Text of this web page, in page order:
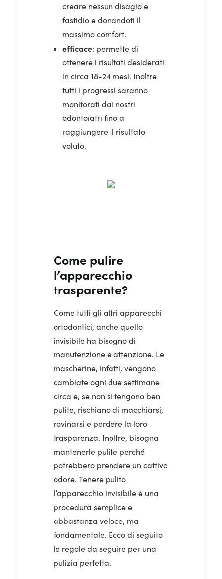
creare nessun disagio e
fastidio e donandoti il
massimo comfort.
efficace: permette di
ottenere i risultati desiderati
in circa 18-24 mesi. Inoltre
tutti i progressi saranno
monitorati dai nostri
odontoiatri fino a
raggiungere il risultato
voluto.
Come pulire
l’apparecchio
trasparente?
Come tutti gli altri apparecchi
ortodontici, anche quello
invisibile ha bisogno di
manutenzione e attenzione. Le
mascherine, infatti, vengono
cambiate ogni due settimane
circa e, se non si tengono ben
pulite, rischiano di macchiarsi,
rovinarsi e perdere la loro
trasparenza. Inoltre, bisogna
mantenerle pulite perché
potrebbero prendere un cattivo
odore. Tenere pulito
l’apparecchio invisibile è una
procedura semplice e
abbastanza veloce, ma
fondamentale. Ecco di seguito
le regole da seguire per una
pulizia perfetta.